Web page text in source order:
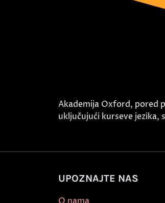
Akademija Oxford, pored
uključujući kurseve jezika,
UPOZNAJTE NAS